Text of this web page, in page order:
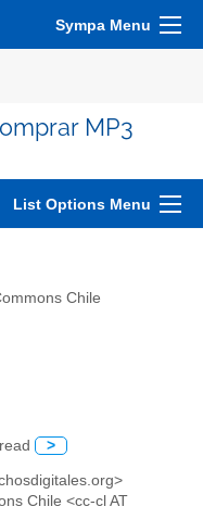
Sympa Menu
MP3
List Options Menu
Chile
>
Chile <cc-cl AT